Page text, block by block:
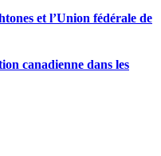
et l’Union fédérale de
canadienne dans les